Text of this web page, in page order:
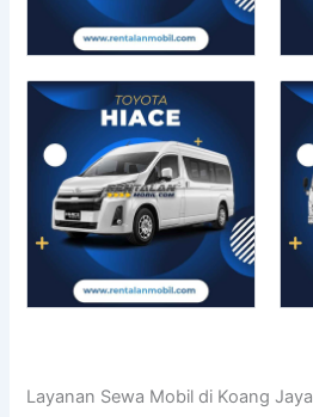
Layanan Sewa Mobil di Koang Jaya